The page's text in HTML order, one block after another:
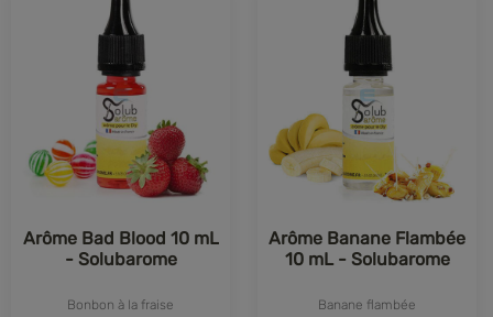
Arôme Bad Blood 10 mL
- Solubarome
Bonbon à la fraise
Arôme Banane Flambée
10 mL - Solubarome
Banane flambée